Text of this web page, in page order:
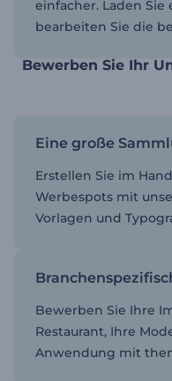
einfacher. Laden
bearbeiten Sie die
Bewerben Sie Ihr
Eine große
Erstellen Sie im
Werbespots mit
Vorlagen und
Bewerben Sie Ihre
Restaurant, Ihre
Anwendung mit